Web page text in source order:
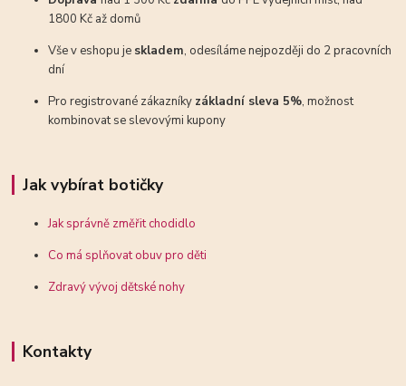
1800 Kč až domů
Vše v eshopu je skladem, odesíláme nejpozději do 2 pracovních
dní
Pro registrované zákazníky základní sleva 5%, možnost
kombinovat se slevovými kupony
Jak vybírat botičky
Jak správně změřit chodidlo
Co má splňovat obuv pro děti
Zdravý vývoj dětské nohy
Kontakty